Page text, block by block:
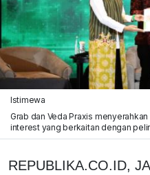
Istimewa
Grab dan Veda Praxis
interest yang berkaitan dengan
REPUBLIKA.CO.ID,